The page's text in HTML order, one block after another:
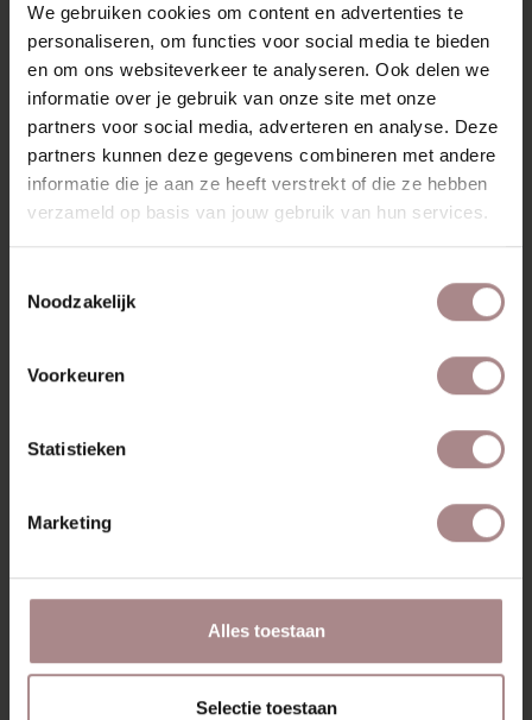
We gebruiken cookies om content en advertenties te
personaliseren, om functies voor social media te bieden
en om ons websiteverkeer te analyseren. Ook delen we
informatie over je gebruik van onze site met onze
partners voor social media, adverteren en analyse. Deze
partners kunnen deze gegevens combineren met andere
informatie die je aan ze heeft verstrekt of die ze hebben
verzameld op basis van jouw gebruik van hun services.
Noodzakelijk
Voorkeuren
Statistieken
Marketing
Alles toestaan
Selectie toestaan
Keymer, Lancier, Textaafoam, Kvadrat, De Ploeg, Bute en
Silvera. Je kunt de stoffen in onze showrooms komen
bekijken en je laten adviseren door onze medewerkers.
KENMERKEN
VERPAKKING & MONTAGE
STOFSTALEN BESTELLEN
ZAKELIJK
RECENT BEKEKEN